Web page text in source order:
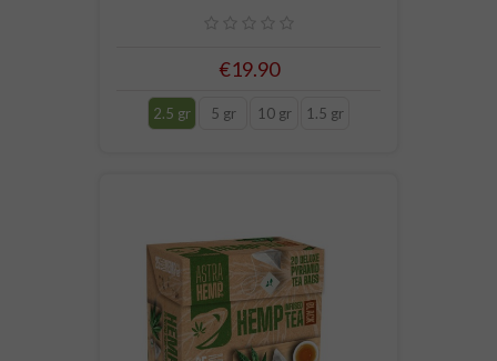
€19.90
2.5 gr 5 gr 10 gr 1.5 gr